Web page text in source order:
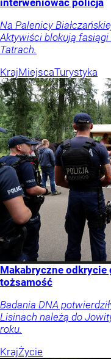
interweniować policja
Na Palenicy
Aktywiści blokują
Tatrach.
KrajMiejscaTurystyka
Makabryczne odkrycie
tożsamość
Badania DNA
Lisinach należą do
roku.
KrajŻycie